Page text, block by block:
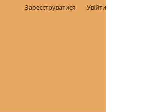
Зареєструватися Увійти